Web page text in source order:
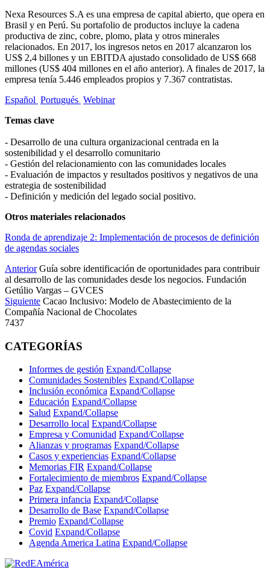
Nexa Resources S.A es una empresa de capital abierto, que opera en
Brasil y en Perú. Su portafolio de productos incluye la cadena
productiva de zinc, cobre, plomo, plata y otros minerales
relacionados. En 2017, los ingresos netos en 2017 alcanzaron los
US$ 2,4 billones y un EBITDA ajustado consolidado de US$ 668
millones (US$ 404 millones en el año anterior). A finales de 2017, la
empresa tenía 5.446 empleados propios y 7.367 contratistas.
Español Portugués Webinar
Temas clave
- Desarrollo de una cultura organizacional centrada en la
sostenibilidad y el desarrollo comunitario
- Gestión del relacionamiento con las comunidades locales
- Evaluación de impactos y resultados positivos y negativos de una
estrategia de sostenibilidad
- Definición y medición del legado social positivo.
Otros materiales relacionados
Ronda de aprendizaje 2: Implementación de procesos de definición
de agendas sociales
Anterior Guía sobre identificación de oportunidades para contribuir
al desarrollo de las comunidades desde los negocios. Fundación
Getúlio Vargas – GVCES
Siguiente Cacao Inclusivo: Modelo de Abastecimiento de la
Compañía Nacional de Chocolates
7437
CATEGORÍAS
Informes de gestión Expand/Collapse
Comunidades Sostenibles Expand/Collapse
Inclusión económica Expand/Collapse
Educación Expand/Collapse
Salud Expand/Collapse
Desarrollo local Expand/Collapse
Empresa y Comunidad Expand/Collapse
Alianzas y programas Expand/Collapse
Casos y experiencias Expand/Collapse
Memorias FIR Expand/Collapse
Fortalecimiento de miembros Expand/Collapse
Paz Expand/Collapse
Primera infancia Expand/Collapse
Desarrollo de Base Expand/Collapse
Premio Expand/Collapse
Covid Expand/Collapse
Agenda America Latina Expand/Collapse